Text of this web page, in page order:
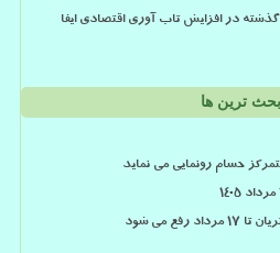
در افزایش تاب آوری اقتصادی ایفا
ترین ها
حسام رونمایی می نماید
می شود